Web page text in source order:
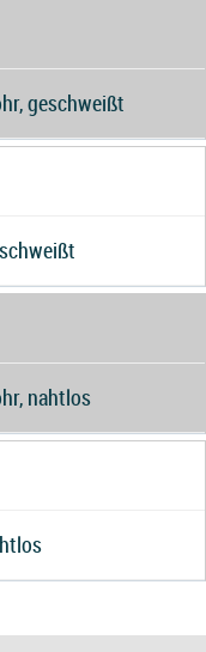
geschweißt
nahtlos